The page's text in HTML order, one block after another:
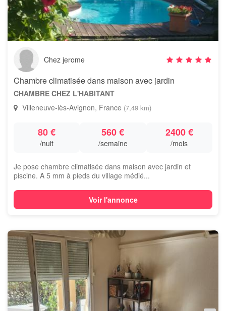
Chez jerome
Chambre climatisée dans maison avec jardin
CHAMBRE CHEZ L'HABITANT
Villeneuve-lès-Avignon, France (7,49 km)
80 €
/nuit
560 €
/semaine
2400 €
/mois
Je pose chambre climatisée dans maison avec jardin et
piscine. A 5 mm à pieds du village médié...
Voir l'annonce